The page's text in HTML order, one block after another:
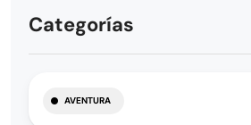
Categorías
AVENTURA